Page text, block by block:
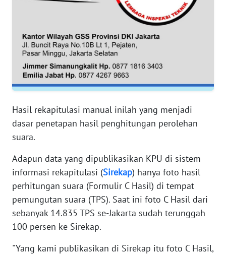
Hasil rekapitulasi manual inilah yang menjadi
dasar penetapan hasil penghitungan perolehan
suara.
Adapun data yang dipublikasikan KPU di sistem
informasi rekapitulasi (Sirekap) hanya foto hasil
perhitungan suara (Formulir C Hasil) di tempat
pemungutan suara (TPS). Saat ini foto C Hasil dari
sebanyak 14.835 TPS se-Jakarta sudah terunggah
100 persen ke Sirekap.
"Yang kami publikasikan di Sirekap itu foto C Hasil,
WN
PAPUA
BARAT
WN
RIAU
SERAMBI
JAMBI
WN
SULTRA
WN